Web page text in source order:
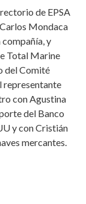
de EPSA
Mondaca
y
Total Marine
del Comité
representante
con Agustina
del Banco
y con Cristián
mercantes.